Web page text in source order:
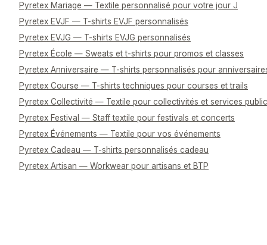
Pyretex Mariage — Textile personnalisé pour votre jour J
Pyretex EVJF — T-shirts EVJF personnalisés
Pyretex EVJG — T-shirts EVJG personnalisés
Pyretex École — Sweats et t-shirts pour promos et classes
Pyretex Anniversaire — T-shirts personnalisés pour
Pyretex Course — T-shirts techniques pour courses et trails
Pyretex Collectivité — Textile pour collectivités et services
Pyretex Festival — Staff textile pour festivals et concerts
Pyretex Événements — Textile pour vos événements
Pyretex Cadeau — T-shirts personnalisés cadeau
Pyretex Artisan — Workwear pour artisans et BTP